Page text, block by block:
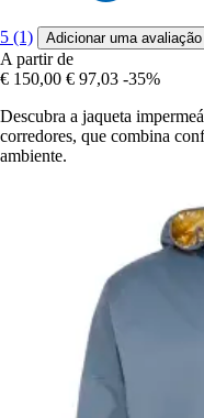
5 (1) Adicionar uma avaliação
A partir de
€ 150,00 € 97,03 -35%
Descubra a jaqueta
corredores, que combina
ambiente.